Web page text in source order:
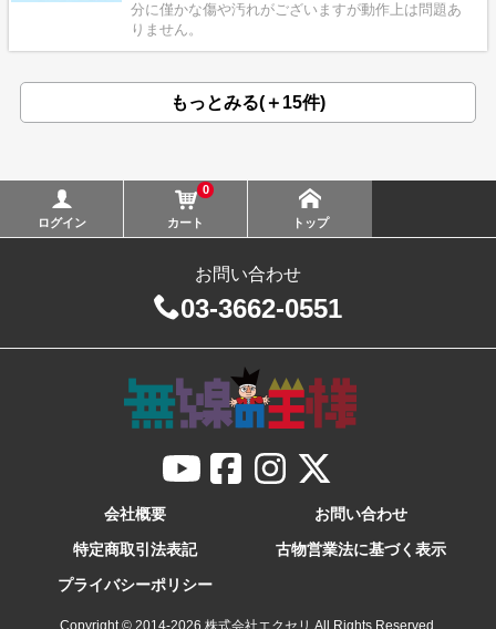
分に僅かな傷や汚れがございますが動作上は問題あ
りません。
もっとみる(＋15件)
ログイン
0
カート トップ
お問い合わせ
03-3662-0551
会社概要
お問い合わせ
特定商取引法表記
古物営業法に基づく表示
プライバシーポリシー
Copyright © 2014-2026 株式会社エクセリ All Rights Reserved.